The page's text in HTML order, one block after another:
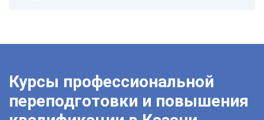
Курсы профессиональной
переподготовки и повышения